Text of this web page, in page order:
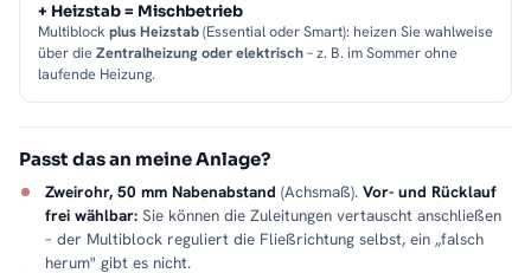
+ Heizstab = Mischbetrieb
Multiblock plus Heizstab(Essential oder Smart): heizen Sie wahlweise
über die Zentralheizung oder elektrisch– z. B. im Sommer ohne
laufende Heizung.
Passt das an meine Anlage?
Zweirohr, 50 mm Nabenabstand (Achsmaß). Vor- und Rücklauf
frei wählbar: Sie können die Zuleitungen vertauscht anschließen
– der Multiblock reguliert die Fließrichtung selbst, ein „falsch
herum" gibt es nicht.